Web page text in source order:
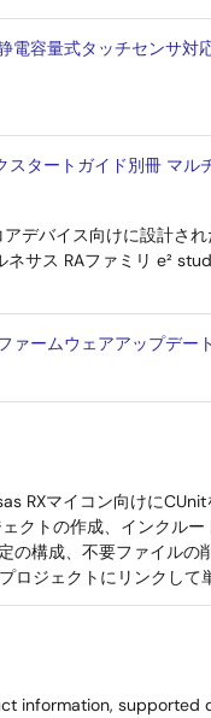
電容量式タッチセンサ
タートガイド別冊 マル
デバイス向けに設計さ
サス RAファミリ e²
ァームウェアアップデ
RXマイコン向けに
クトの作成、インクル
の構成、不要ファイル
ジェクトにリンクして
information,